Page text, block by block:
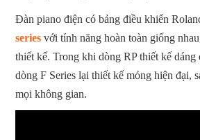
Đàn piano điện có bảng điều khiển
series với tính năng hoàn toàn giống
thiết kế. Trong khi dòng RP thiết kế
dòng F Series lại thiết kế mỏng hiện đại,
mọi không gian.